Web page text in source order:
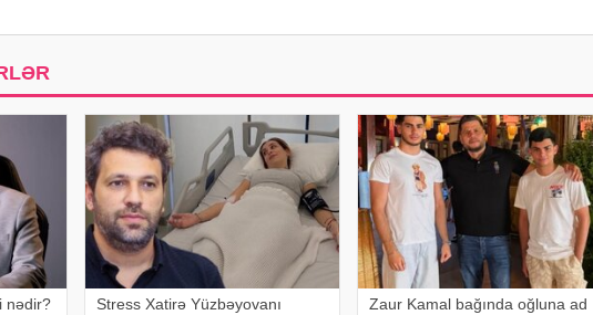
nədir?
Stress Xatirə Yüzbəyovanı
Zaur Kamal bağında oğluna ad